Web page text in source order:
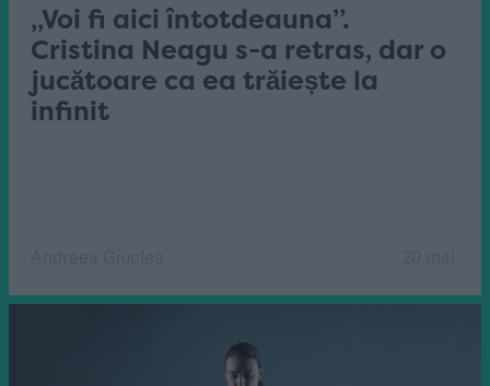
„Voi fi aici întotdeauna”.
Cristina Neagu s-a retras, dar o
jucătoare ca ea trăiește la
infinit